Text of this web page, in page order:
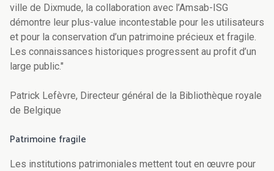
ville de Dixmude, la collaboration avec l’Amsab-ISG
démontre leur plus-value incontestable pour les utilisateurs
et pour la conservation d’un patrimoine précieux et fragile.
Les connaissances historiques progressent au profit d’un
large public."
Patrick Lefèvre, Directeur général de la Bibliothèque royale
de Belgique
Patrimoine fragile
Les institutions patrimoniales mettent tout en œuvre pour